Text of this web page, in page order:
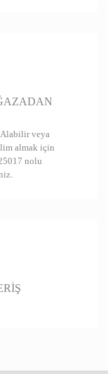
Alabilir veya
almak için
nolu